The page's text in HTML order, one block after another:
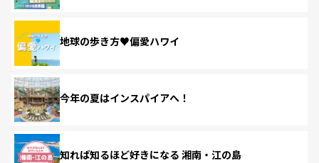
地球の歩き方♥偏愛ハワイ
今年の夏はインスパイアへ！
知れば知るほど好きになる 湘南・江の島